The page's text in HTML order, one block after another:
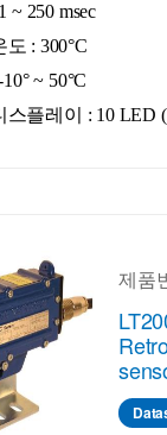
~ 250 msec
: 300°C
~ 50°C
플레이 : 10 LED
제품